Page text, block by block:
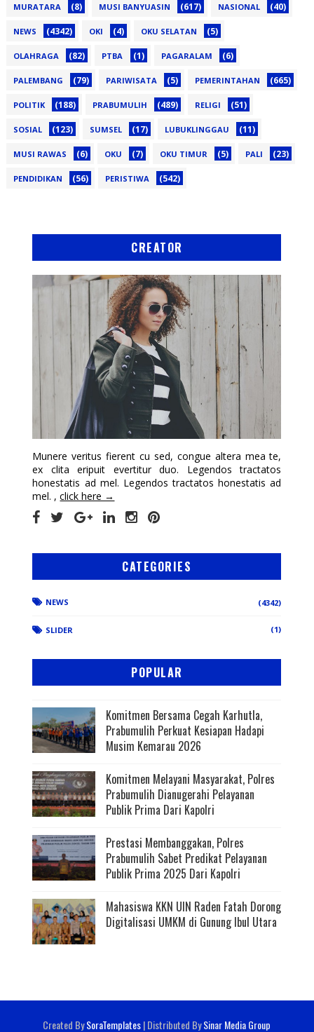
MURATARA (8) MUSI BANYUASIN (617) NASIONAL (40)
NEWS (4342) OKI (4) OKU SELATAN (5)
OLAHRAGA (82) PTBA (1) PAGARALAM (6)
PALEMBANG (79) PARIWISATA (5) PEMERINTAHAN (665)
POLITIK (188) PRABUMULIH (489) RELIGI (51)
SOSIAL (123) SUMSEL (17) LUBUKLINGGAU (11)
MUSI RAWAS (6) OKU (7) OKU TIMUR (5) PALI (23)
PENDIDIKAN (56) PERISTIWA (542)
CREATOR
Munere veritus fierent cu sed, congue altera mea te,
ex clita eripuit evertitur duo. Legendos tractatos
honestatis ad mel. Legendos tractatos honestatis ad
mel. ,click here →
CATEGORIES
NEWS (4342)
SLIDER (1)
POPULAR
Komitmen Bersama Cegah Karhutla,
Prabumulih Perkuat Kesiapan Hadapi
Musim Kemarau 2026
Komitmen Melayani Masyarakat, Polres
Prabumulih Dianugerahi Pelayanan
Publik Prima Dari Kapolri
Prestasi Membanggakan, Polres
Prabumulih Sabet Predikat Pelayanan
Publik Prima 2025 Dari Kapolri
Mahasiswa KKN UIN Raden Fatah Dorong
Digitalisasi UMKM di Gunung Ibul Utara
Created BySoraTemplates| Distributed BySinar Media Group